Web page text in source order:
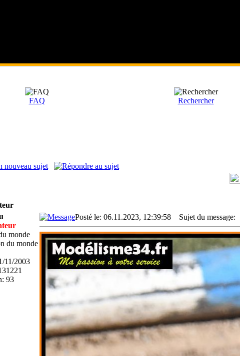
FAQ Rechercher
monde
11/2003
93
Posté le: 06.11.2023, 12:39:58 Sujet du message: